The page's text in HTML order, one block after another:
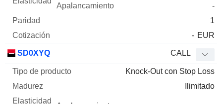
-
1
- EUR
SD0XYQ CALL
Knock-Out con Stop Loss
Ilimitado